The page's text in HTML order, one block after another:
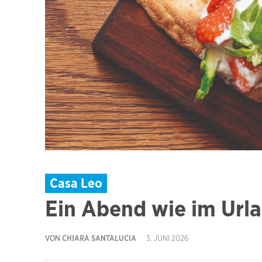
Casa Leo
Ein Abend wie im
VON CHIARA SANTALUCIA 3. JUNI 2026